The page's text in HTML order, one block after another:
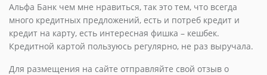
Альфа Банк чем мне нравиться, так это тем, что всегда
много кредитных предложений, есть и потреб кредит и
кредит на карту, есть интересная фишка – кешбек.
Кредитной картой пользуюсь регулярно, не раз выручала.
Для размещения на сайте отправляйте свой отзыв о